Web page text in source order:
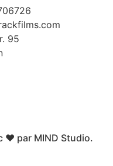
95
❤ par MIND Studio.